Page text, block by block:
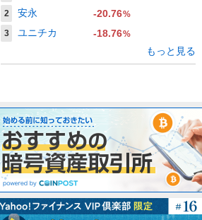
2
安永 -20.76%
3
ユニチカ -18.76%
もっと見る